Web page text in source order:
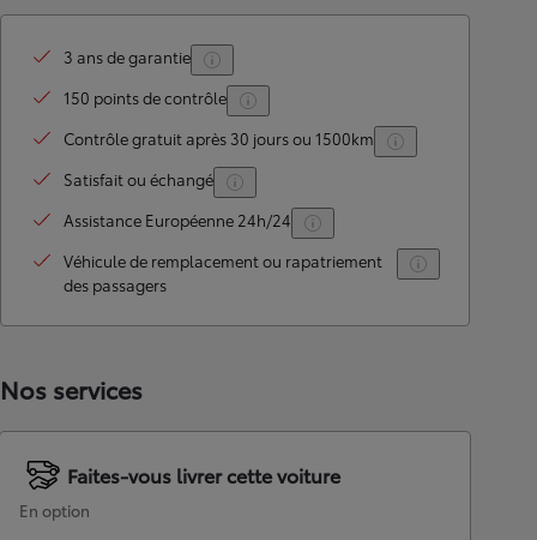
3 ans de garantie
150 points de contrôle
Contrôle gratuit après 30 jours ou 1500km
Satisfait ou échangé
Assistance Européenne 24h/24
Véhicule de remplacement ou rapatriement
des passagers
Nos services
Faites-vous livrer cette voiture
En option